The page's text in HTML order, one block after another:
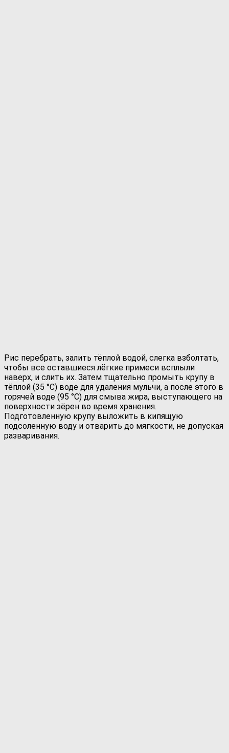
Рис перебрать, залить тёплой водой, слегка взболтать,
чтобы все оставшиеся лёгкие примеси всплыли
наверх, и слить их. Затем тщательно промыть крупу в
тёплой (35 °С) воде для удаления мульчи, а после этого в
горячей воде (95 °С) для смыва жира, выступающего на
поверхности зёрен во время хранения.
Подготовленную крупу выложить в кипящую
подсоленную воду и отварить до мягкости, не допуская
разваривания.